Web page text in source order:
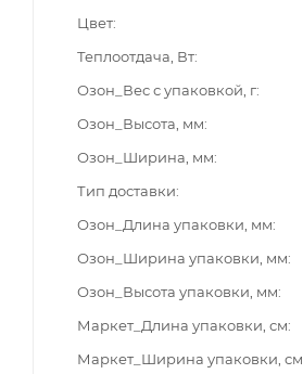
Цвет
Теплоотдача, Вт
Озон_Вес с упаковкой, г
Озон_Высота, мм
Озон_Ширина, мм
Тип доставки
Озон_Длина упаковки, мм
Озон_Ширина упаковки, мм
Озон_Высота упаковки, мм
Маркет_Длина упаковки, см
Маркет_Ширина упаковки, см